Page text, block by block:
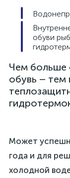
обуви
Чем больше
обувь – тем
Может
года и для
холодной